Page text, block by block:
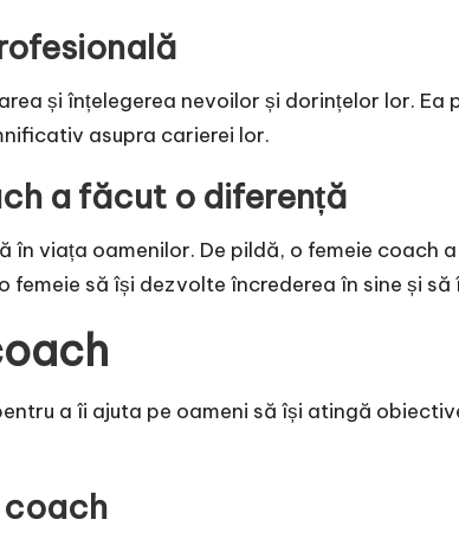
și înțelegerea nevoilor și dorințelor lor. Ea
asupra carierei lor.
a făcut o diferență
viața oamenilor. De pildă, o femeie coach
să își dezvolte încrederea în sine și
a îi ajuta pe oameni să își atingă
coach